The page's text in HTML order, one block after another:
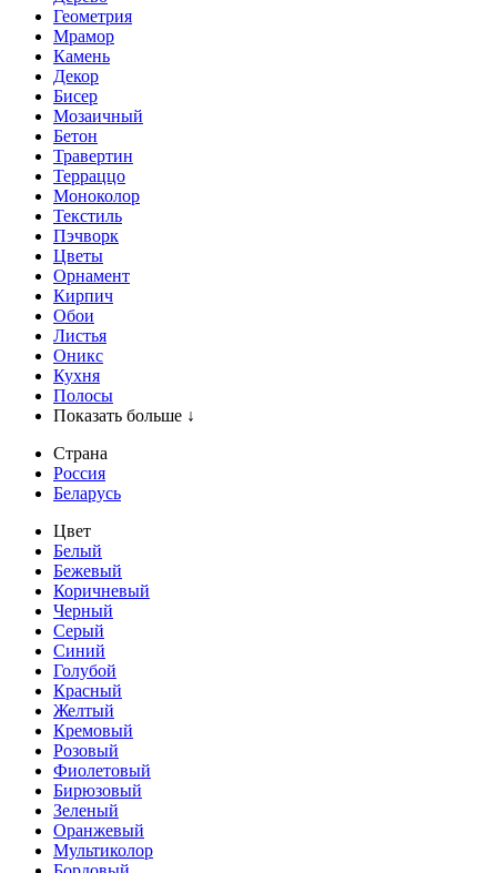
Геометрия
Мрамор
Камень
Декор
Бисер
Мозаичный
Бетон
Травертин
Терраццо
Моноколор
Текстиль
Пэчворк
Цветы
Орнамент
Кирпич
Обои
Листья
Оникс
Кухня
Полосы
Показать больше ↓
Страна
Россия
Беларусь
Цвет
Белый
Бежевый
Коричневый
Черный
Серый
Синий
Голубой
Красный
Желтый
Кремовый
Розовый
Фиолетовый
Бирюзовый
Зеленый
Оранжевый
Мультиколор